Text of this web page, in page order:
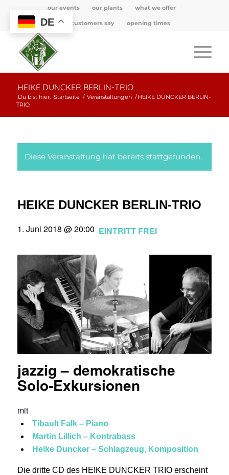
our events our plants what we offer
what customers say opening times
HEIKE DUNCKER BERLIN-TRIO
Du bist hier: Startseite / Veranstaltungen /HEIKE DUNCKER BERLIN-
TRIO
Diese Veranstaltung hat bereits stattgefunden.
HEIKE DUNCKER BERLIN-TRIO
1. Juni 2018 @ 20:00 EINTRITT FREI
jazzig – demokratische
Solo-Exkursionen
mit
Tibault Falk – Piano
Martin Lillich – Kontrabass
Heike Duncker – Schlagzeug, Komposition
Die dritte CD des HEIKE DUNCKER TRIO erscheint
DE